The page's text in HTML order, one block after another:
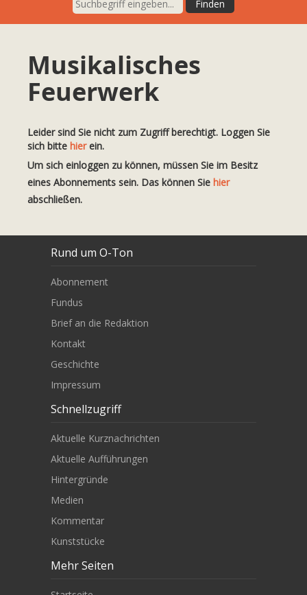
Musikalisches
Feuerwerk
Leider sind Sie nicht zum Zugriff berechtigt. Loggen Sie
sich bitte hierein.
Um sich einloggen zu können, müssen Sie im Besitz
eines Abonnements sein. Das können Sie hier
abschließen.
Rund um O-Ton
Abonnement
Fundus
Brief an die Redaktion
Kontakt
Geschichte
Impressum
Schnellzugriff
Aktuelle Kurznachrichten
Aktuelle Aufführungen
Hintergründe
Medien
Kommentar
Kunststücke
Mehr Seiten